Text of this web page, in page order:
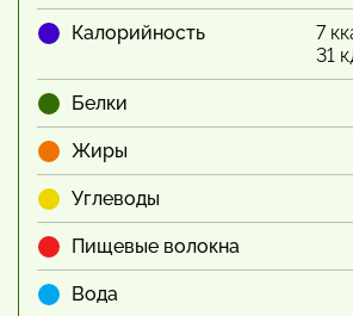
Калорийность
7
31
Белки
Жиры
Углеводы
Пищевые волокна
Вода